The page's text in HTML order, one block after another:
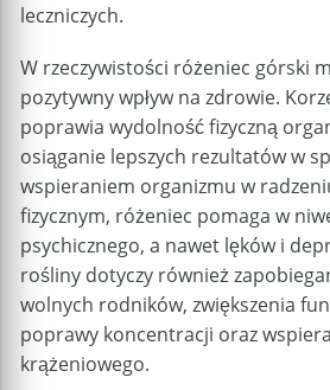
leczniczych.
W rzeczywistości różeniec górski
pozytywny wpływ na zdrowie.
poprawia wydolność fizyczną
osiąganie lepszych rezultatów w
wspieraniem organizmu w
fizycznym, różeniec pomaga w
psychicznego, a nawet lęków i
rośliny dotyczy również
wolnych rodników, zwiększenia
poprawy koncentracji oraz
krążeniowego.